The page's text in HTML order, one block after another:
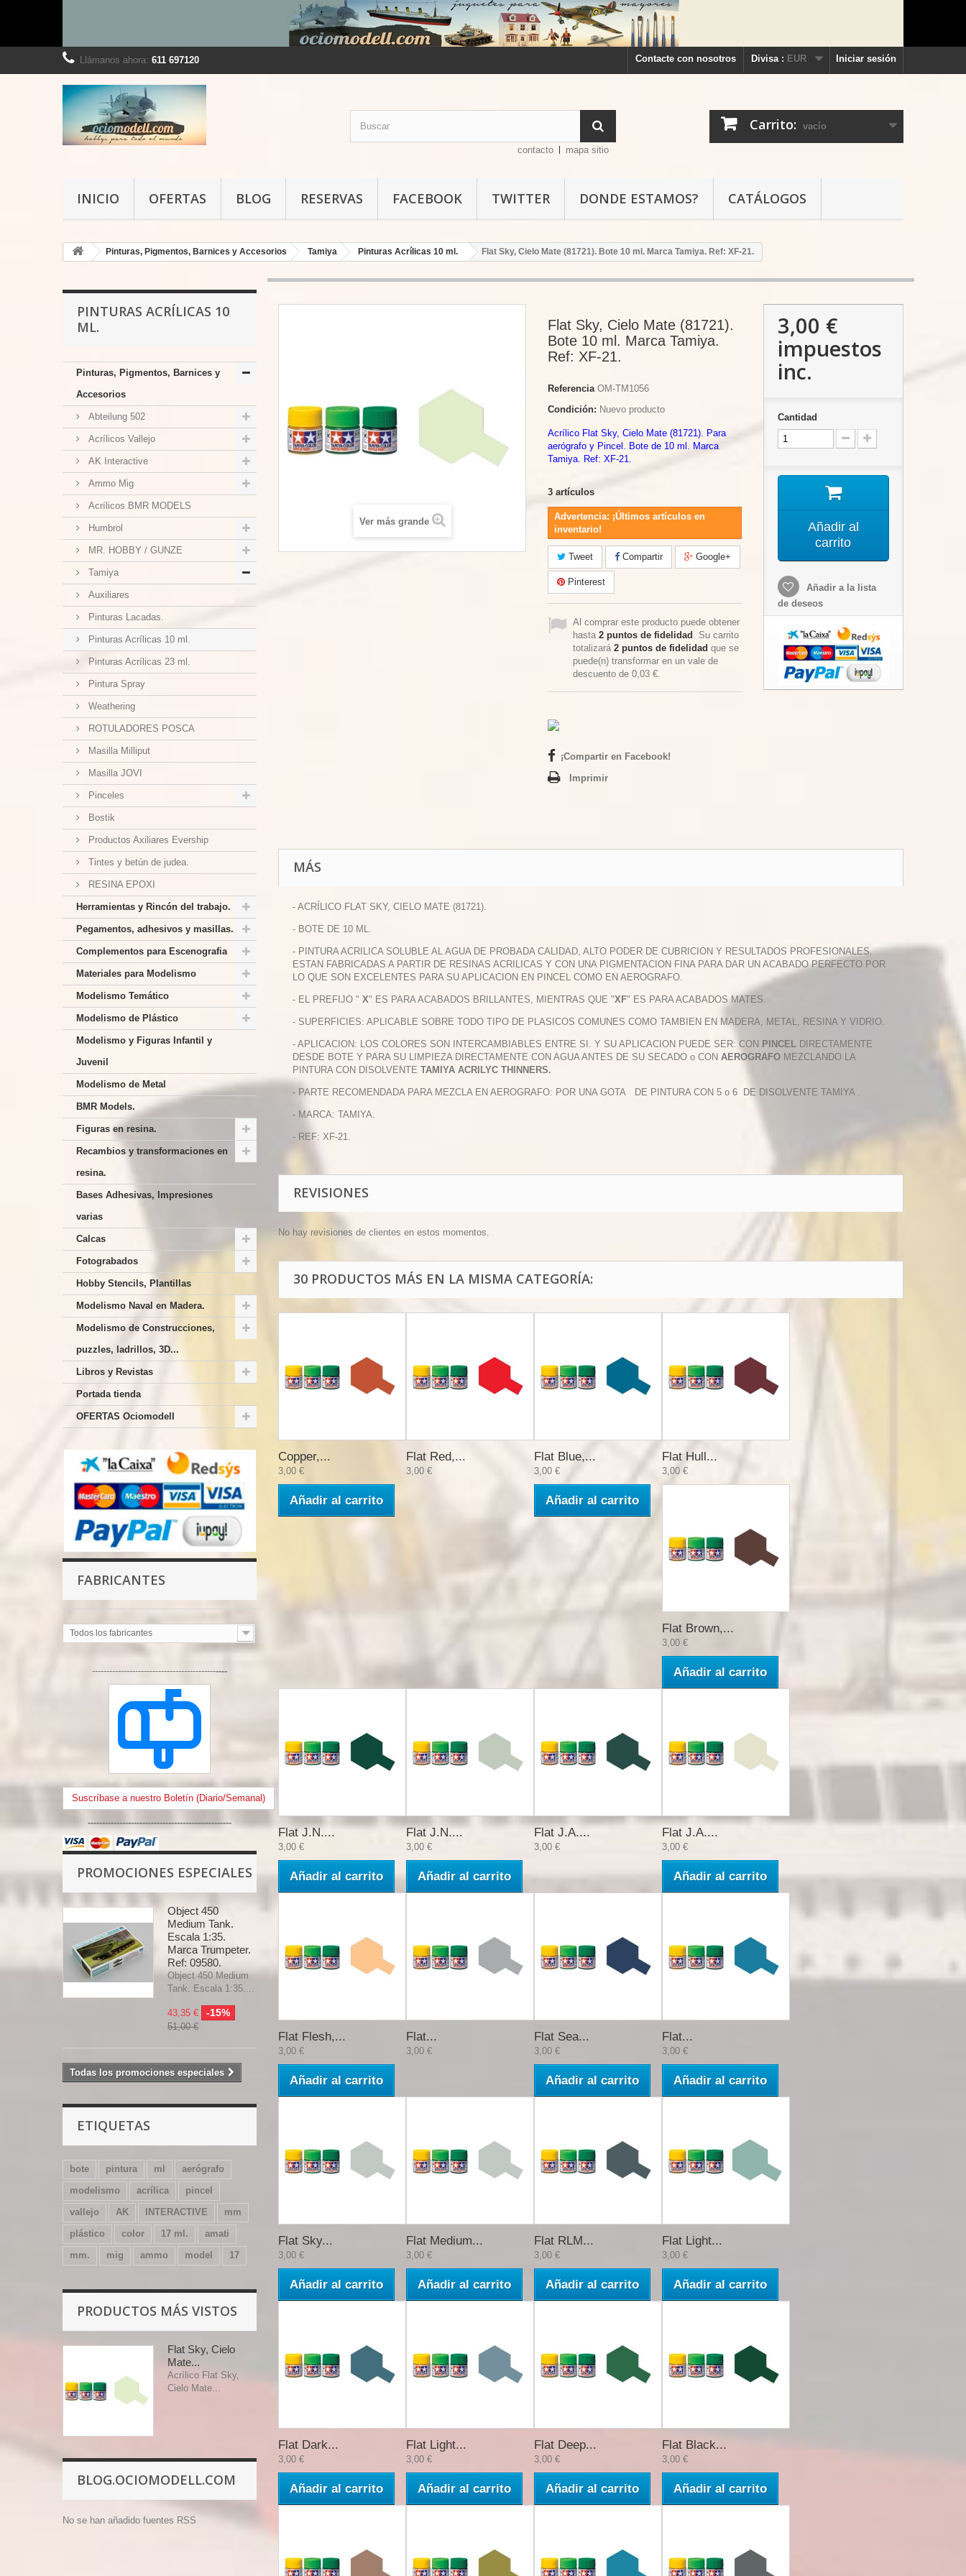
Iniciar sesión
Divisa : EUR
Contacte con nosotros
Llámanos ahora: 611 697120
Carrito: vacío
contacto mapa sitio
INICIO OFERTAS BLOG RESERVAS FACEBOOK TWITTER DONDE ESTAMOS? CATÁLOGOS
Pinturas, Pigmentos, Barnices y Accesorios Tamiya Pinturas Acrílicas 10 ml. Flat Sky, Cielo Mate (81721). Bote 10 ml. Marca Tamiya. Ref: XF-21.
PINTURAS ACRÍLICAS 10
ML.
Pinturas, Pigmentos, Barnices y
Accesorios
Abteilung 502
Acrílicos Vallejo
AK Interactive
Ammo Mig
Acrílicos BMR MODELS
Humbrol
MR. HOBBY / GUNZE
Tamiya
Auxiliares
Pinturas Lacadas.
Pinturas Acrílicas 10 ml.
Pinturas Acrílicas 23 ml.
Pintura Spray
Weathering
ROTULADORES POSCA
Masilla Milliput
Masilla JOVI
Pinceles
Bostik
Productos Axiliares Evership
Tintes y betún de judea.
RESINA EPOXI
Herramientas y Rincón del trabajo.
Pegamentos, adhesivos y masillas.
Complementos para Escenografia
Materiales para Modelismo
Modelismo Temático
Modelismo de Plástico
Modelismo y Figuras Infantil y
Juvenil
Modelismo de Metal
BMR Models.
Figuras en resina.
Recambios y transformaciones en
resina.
Bases Adhesivas, Impresiones
varias
Calcas
Fotograbados
Hobby Stencils, Plantillas
Modelismo Naval en Madera.
Modelismo de Construcciones,
puzzles, ladrillos, 3D...
Libros y Revistas
Portada tienda
OFERTAS Ociomodell
FABRICANTES
Todos los fabricantes
-----------------------------------------------
Suscríbase a nuestro Boletín (Diario/Semanal)
--------------------------------------------------
PROMOCIONES ESPECIALES
Object 450
Medium Tank.
Escala 1:35.
Marca Trumpeter.
Ref: 09580.
Object 450 Medium
Tank. Escala 1:35....
43,35 € -15%
51,00 €
Todas los promociones especiales
ETIQUETAS
bote pintura ml
aerógrafo
modelismo
acrílica
pincel
vallejo
AK INTERACTIVE
mm
plástico
color 17 ml.
amati
mm.
mig ammo model 17
PRODUCTOS MÁS VISTOS
Flat Sky, Cielo
Mate...
Acrílico Flat Sky,
Cielo Mate...
BLOG.OCIOMODELL.COM
No se han añadido fuentes RSS
Ver más grande
Flat Sky, Cielo Mate (81721).
Bote 10 ml. Marca Tamiya.
Ref: XF-21.
Referencia OM-TM1056
Condición: Nuevo producto
Acrílico Flat Sky, Cielo Mate (81721). Para
aerógrafo y Pincel. Bote de 10 ml. Marca
Tamiya. Ref: XF-21.
3 artículos
Advertencia: ¡Últimos artículos en
inventario!
Tweet Compartir Google+
Pinterest
Al comprar este producto puede obtener
hasta 2 puntos de fidelidad . Su carrito
totalizará 2 puntos de fidelidad que se
puede(n) transformar en un vale de
descuento de 0,03 €.
¡Compartir en Facebook!
Imprimir
3,00 €
impuestos
inc.
Cantidad
Añadir al
carrito
Añadir a la lista
de deseos
MÁS
- ACRÍLICO FLAT SKY, CIELO MATE (81721).
- BOTE DE 10 ML.
- PINTURA ACRILICA SOLUBLE AL AGUA DE PROBADA CALIDAD, ALTO PODER DE CUBRICION Y RESULTADOS PROFESIONALES.
ESTAN FABRICADAS A PARTIR DE RESINAS ACRILICAS Y CON UNA PIGMENTACION FINA PARA DAR UN ACABADO PERFECTO POR
LO QUE SON EXCELENTES PARA SU APLICACION EN PINCEL COMO EN AEROGRAFO.
- EL PREFIJO " X" ES PARA ACABADOS BRILLANTES, MIENTRAS QUE "XF" ES PARA ACABADOS MATES.
- SUPERFICIES: APLICABLE SOBRE TODO TIPO DE PLASICOS COMUNES COMO TAMBIEN EN MADERA, METAL, RESINA Y VIDRIO.
- APLICACION: LOS COLORES SON INTERCAMBIABLES ENTRE SI. Y SU APLICACION PUEDE SER: CON PINCEL DIRECTAMENTE
DESDE BOTE Y PARA SU LIMPIEZA DIRECTAMENTE CON AGUA ANTES DE SU SECADO o CON AEROGRAFO MEZCLANDO LA
PINTURA CON DISOLVENTE TAMIYA ACRILYC THINNERS.
- PARTE RECOMENDADA PARA MEZCLA EN AEROGRAFO: POR UNA GOTA DE PINTURA CON 5 o 6 DE DISOLVENTE TAMIYA .
- MARCA: TAMIYA.
- REF: XF-21.
REVISIONES
No hay revisiones de clientes en estos momentos.
30 PRODUCTOS MÁS EN LA MISMA CATEGORÍA:
Copper,...
3,00 €
Añadir al carrito
Flat Red,...
3,00 €
Flat Blue,...
3,00 €
Añadir al carrito
Flat Hull...
3,00 €
Flat Brown,...
3,00 €
Añadir al carrito
Flat J.N....
3,00 €
Añadir al carrito
Flat J.N....
3,00 €
Añadir al carrito
Flat J.A....
3,00 €
Flat J.A....
3,00 €
Añadir al carrito
Flat Flesh,...
3,00 €
Añadir al carrito
Flat...
3,00 €
Flat Sea...
3,00 €
Añadir al carrito
Flat...
3,00 €
Añadir al carrito
Flat Sky...
3,00 €
Añadir al carrito
Flat Medium...
3,00 €
Añadir al carrito
Flat RLM...
3,00 €
Añadir al carrito
Flat Light...
3,00 €
Añadir al carrito
Flat Dark...
3,00 €
Añadir al carrito
Flat Light...
3,00 €
Añadir al carrito
Flat Deep...
3,00 €
Añadir al carrito
Flat Black...
3,00 €
Añadir al carrito